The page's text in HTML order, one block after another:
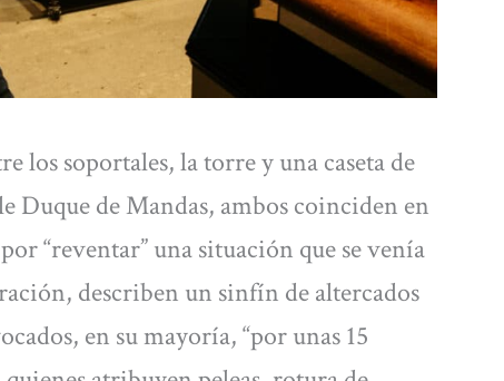
los soportales, la torre y una caseta de
Duque de Mandas, ambos coinciden en
“reventar” una situación que se venía
describen un sinfín de altercados
en su mayoría, “por unas 15